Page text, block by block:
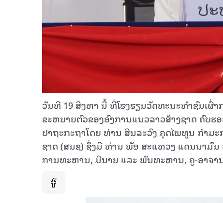
ວັນທີ 19 ສິງຫາ ນີ້ ທີ່ໂຮງຮຽນວັດທະນະທໍາຊົນເຜົ່
ຂະຫຍາຍຕົວຂອງອົງການແນວລາວສ້າງຊາດ ຄົບຮອ
ປາຖະກະຖາໂດຍ ທ່ານ ສິນລະວົງ ຄຸດໄພທູນ ກຳມ
ຊາດ (ສນຊ) ຊຶ່ງມີ ທ່ານ ພັອ ສະແຫວງ ແດນນາ
ການທະຫານ, ມີນາຍ ແລະ ພົນທະຫານ, ຄູ-ອາຈາ